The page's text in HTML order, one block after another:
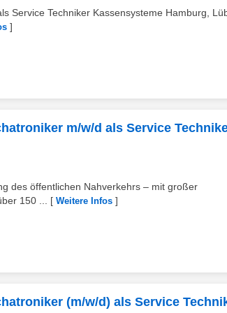
Service Techniker Kassensysteme Hamburg,
]
m/w/d als Service
des öffentlichen Nahverkehrs – mit großer
150 ...
[ Weitere Infos ]
(m/w/d) als Service